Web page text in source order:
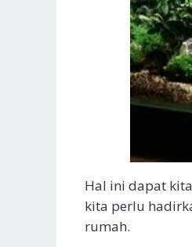
Hal ini dapat
kita perlu
rumah.